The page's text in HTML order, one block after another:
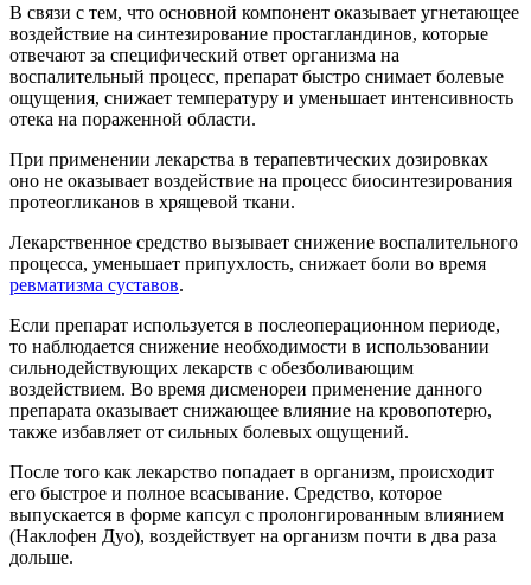
В связи с тем, что основной компонент оказывает угнетающее
воздействие на синтезирование простагландинов, которые
отвечают за специфический ответ организма на
воспалительный процесс, препарат быстро снимает болевые
ощущения, снижает температуру и уменьшает интенсивность
отека на пораженной области.
При применении лекарства в терапевтических дозировках
оно не оказывает воздействие на процесс биосинтезирования
протеогликанов в хрящевой ткани.
Лекарственное средство вызывает снижение воспалительного
процесса, уменьшает припухлость, снижает боли во время
ревматизма суставов.
Если препарат используется в послеоперационном периоде,
то наблюдается снижение необходимости в использовании
сильнодействующих лекарств с обезболивающим
воздействием. Во время дисменореи применение данного
препарата оказывает снижающее влияние на кровопотерю,
также избавляет от сильных болевых ощущений.
После того как лекарство попадает в организм, происходит
его быстрое и полное всасывание. Средство, которое
выпускается в форме капсул с пролонгированным влиянием
(Наклофен Дуо), воздействует на организм почти в два раза
дольше.